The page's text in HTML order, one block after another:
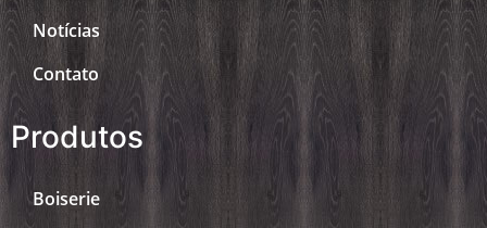
Notícias
Contato
Produtos
Boiserie